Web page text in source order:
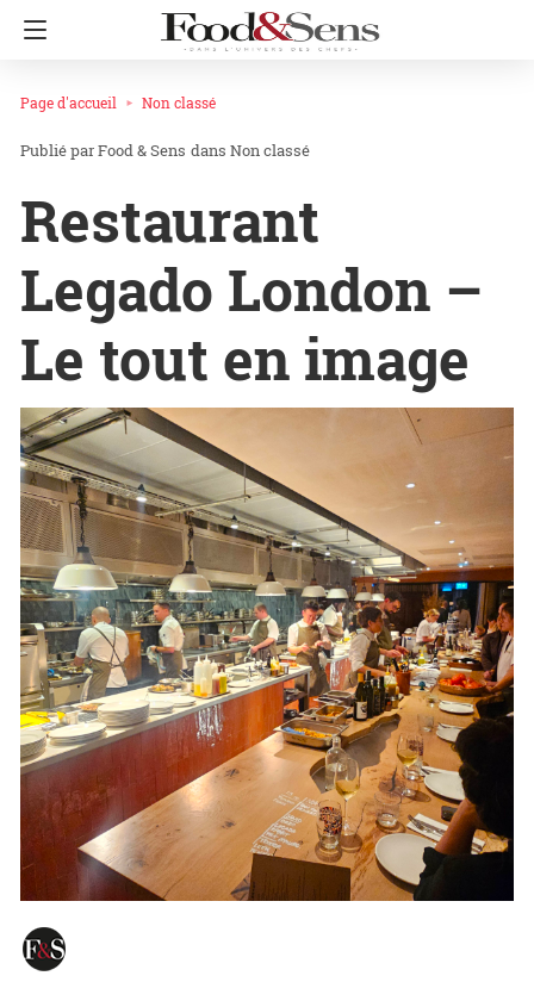
Page d'accueil Non classé
Food & Sens dans Non classé
Restaurant
Legado London –
Le tout en image